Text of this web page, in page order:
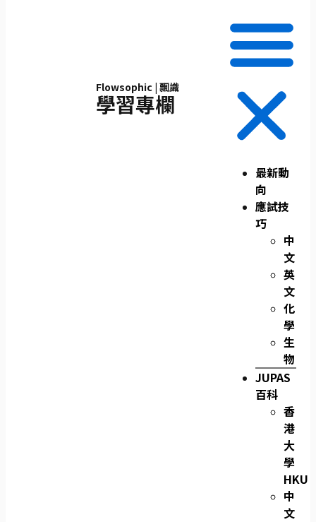
Flowsophic | 飄識
學習專欄
最新動
向
應試技
巧
中
文
英
文
化
學
生
物
JUPAS
百科
香
港
大
學
HKU
中
文